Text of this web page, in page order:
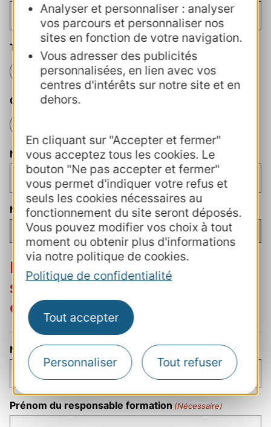
Analyser et personnaliser : analyser
vos parcours et personnaliser nos
sites en fonction de votre navigation.
Vous adresser des publicités
personnalisées, en lien avec vos
centres d'intérêts sur notre site et en
dehors.
En cliquant sur "Accepter et fermer"
vous acceptez tous les cookies. Le
bouton "Ne pas accepter et fermer"
vous permet d'indiquer votre refus et
seuls les cookies nécessaires au
fonctionnement du site seront déposés.
Vous pouvez modifier vos choix à tout
moment ou obtenir plus d'informations
via notre politique de cookies.
Politique de confidentialité
Tout accepter
Personnaliser Tout refuser
Travailleur handicapé
Oui Non
Contrat aidé
Numéro AFDAS
Nombre de salariés
Responsable de la
structure en charge du
dossier formation
Nom du responsable formation
Prénom du responsable formation (Nécessaire)